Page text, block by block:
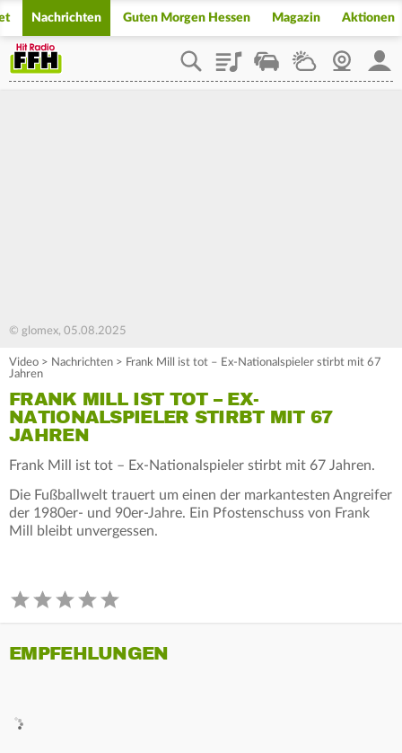
Nachrichten Guten Morgen Hessen Magazin Aktionen
PlaylistStaupilotWetterWebcam
© glomex, 05.08.2025
Video > Nachrichten > Frank Mill ist tot – Ex-Nationalspieler stirbt mit 67
Jahren
FRANK MILL IST TOT – EX-
NATIONALSPIELER STIRBT MIT 67
JAHREN
Frank Mill ist tot – Ex-Nationalspieler stirbt mit 67 Jahren.
Die Fußballwelt trauert um einen der markantesten Angreifer
der 1980er- und 90er-Jahre. Ein Pfostenschuss von Frank
Mill bleibt unvergessen.
EMPFEHLUNGEN